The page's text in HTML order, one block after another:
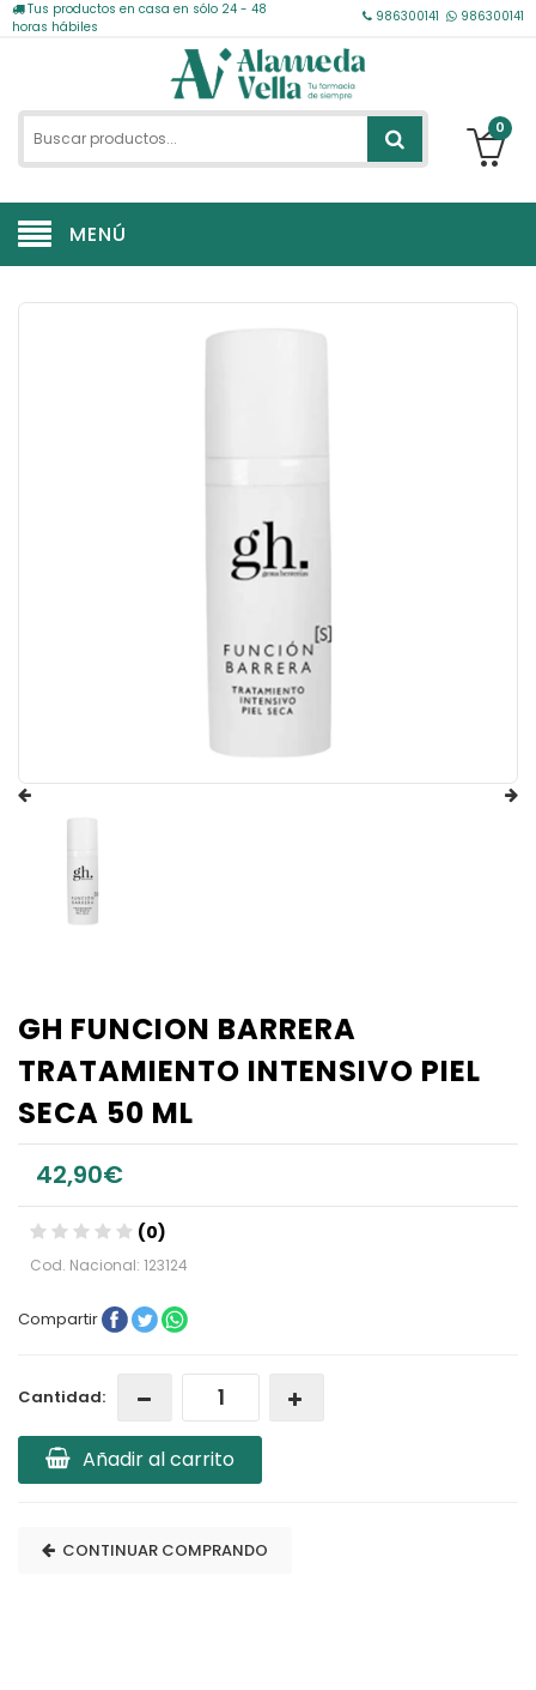
Tus productos en casa en sólo 24 - 48
horas hábiles
986300141 986300141
0
MENÚ
GH FUNCION BARRERA
TRATAMIENTO INTENSIVO PIEL
SECA 50 ML
42,90€
(0)
Cod. Nacional: 123124
Compartir
Cantidad:
Añadir al carrito
CONTINUAR COMPRANDO